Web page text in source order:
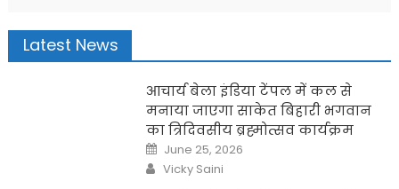
Latest News
आचार्य बेला इंडिया टेंपल में कल से
मनाया जाएगा साकेत बिहारी भगवान
का त्रिदिवसीय ब्रह्मोत्सव कार्यक्रम
Posted
on
June 25, 2026
Author
Vicky Saini